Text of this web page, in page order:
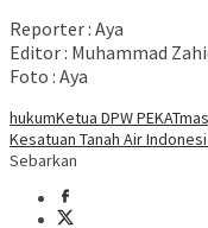
Reporter : Aya
Editor : Muhammad
Foto : Aya
hukumKetua DPW PEKAT
Kesatuan Tanah Air
Sebarkan